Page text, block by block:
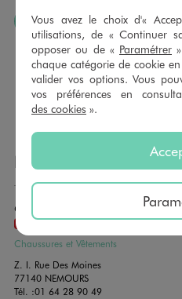
J’AIME FAIRE PLAISIR
Nous vous proposons des
montant au choix entre
GÉMO sont valables 1
payer vos achats en
dans de jolies enveloppes
NOS AUTRES
GEMO NEMOURS
FERMÉ
Chaussures et Vêtements
Z. I. Rue Des Moines
77140 NEMOURS
Tél. :01 64 28 90 49
Vous avez le choix d'«
utilisations, de « Continuer
opposer ou de « Paramétrer
chaque catégorie de cookie
valider vos options. Vous
vos préférences en
des cookies ».